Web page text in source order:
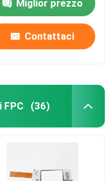
Miglior prezzo
Contattaci
FPC (36)